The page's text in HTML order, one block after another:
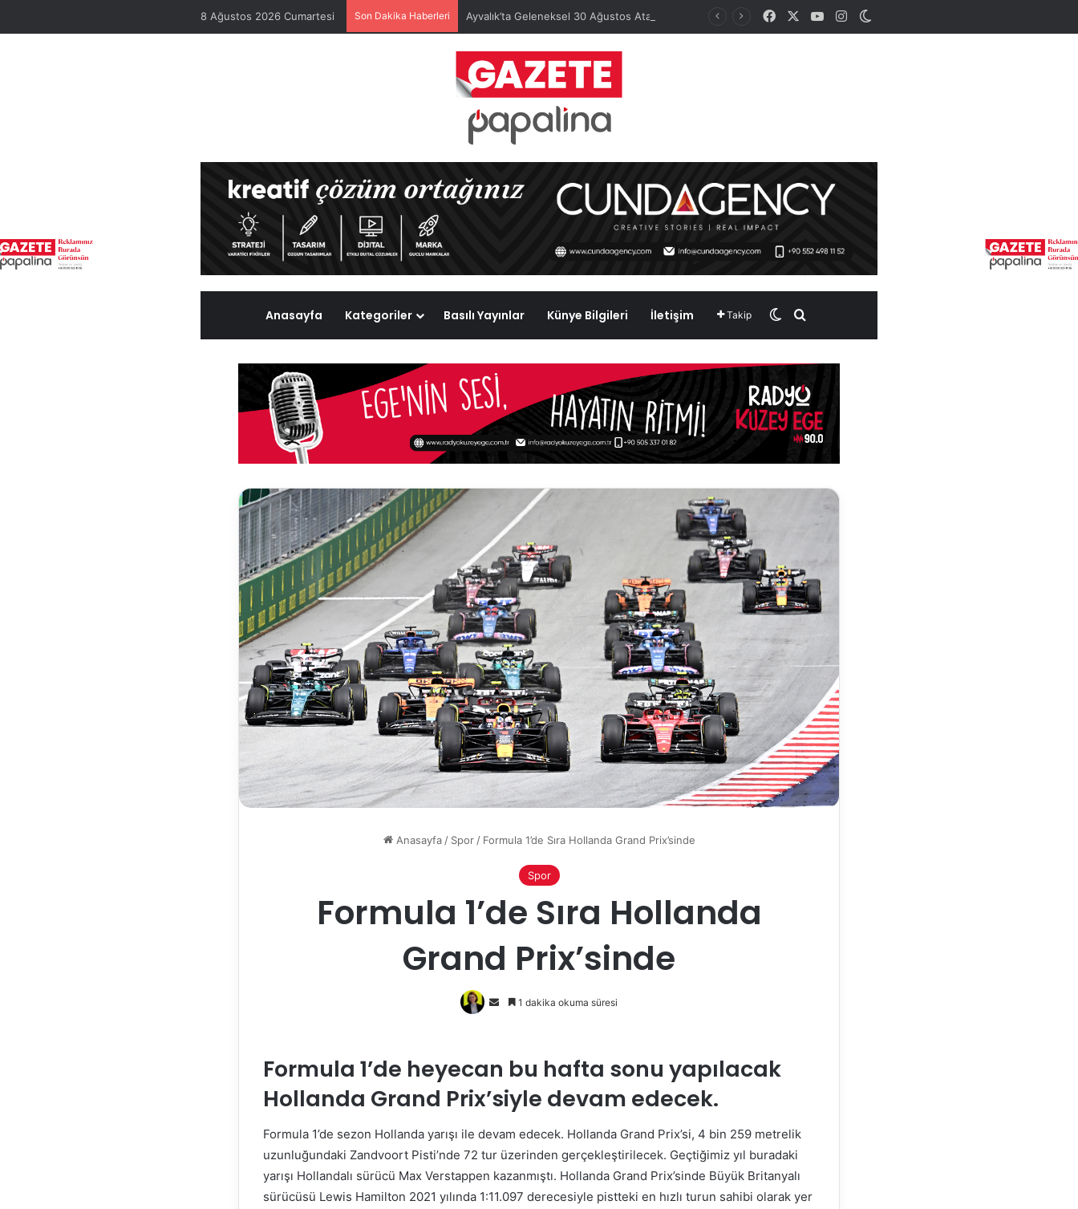
8 Ağustos 2026 Cumartesi Son Dakika Haberleri FacebookYouTubeInstagramDış görünümü değiştir
Anasayfa Kategoriler Basılı Yayınlar Künye Bilgileri İletişim Takip Dış görünümü değiştir
Anasayfa / Spor / Formula 1’de Sıra Hollanda Grand Prix’sinde
Spor
Formula 1’de Sıra Hollanda
Grand Prix’sinde
Bir
göndermek
1 dakika okuma süresi
Formula 1’de heyecan bu hafta sonu yapılacak
Hollanda Grand Prix’siyle devam edecek.
Formula 1’de sezon Hollanda yarışı ile devam edecek. Hollanda Grand Prix’si, 4 bin 259 metrelik
uzunluğundaki Zandvoort Pisti’nde 72 tur üzerinden gerçekleştirilecek. Geçtiğimiz yıl buradaki
yarışı Hollandalı sürücü Max Verstappen kazanmıştı. Hollanda Grand Prix’sinde Büyük Britanyalı
sürücüsü Lewis Hamilton 2021 yılında 1:11.097 derecesiyle pistteki en hızlı turun sahibi olarak yer